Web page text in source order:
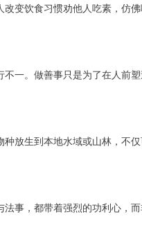
变饮食习惯劝他人吃素，仿
一。做善事只是为了在人前
放生到本地水域或山林，不
事，都带着强烈的功利心，而